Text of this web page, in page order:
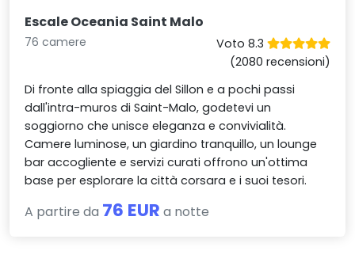
Escale Oceania Saint Malo
76 camere
Voto 8.3
(2080 recensioni)
Di fronte alla spiaggia del Sillon e a pochi passi
dall'intra-muros di Saint-Malo, godetevi un
soggiorno che unisce eleganza e convivialità.
Camere luminose, un giardino tranquillo, un lounge
bar accogliente e servizi curati offrono un'ottima
base per esplorare la città corsara e i suoi tesori.
A partire da 76 EUR a notte